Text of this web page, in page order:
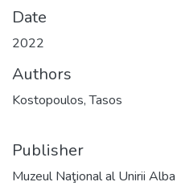
Date
2022
Authors
Kostopoulos, Tasos
Publisher
Muzeul Naţional al Unirii Alba